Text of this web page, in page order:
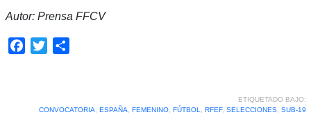
Autor: Prensa FFCV
Facebook
Twitter
ETIQUETADO BAJO:
CONVOCATORIA
ESPAÑA FEMENINO, FÚTBOL RFEF, SELECCIONES, SUB-19